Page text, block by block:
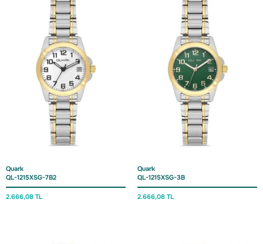
Quark
QL-1215XSG-7B2
2.666,08 TL
Quark
QL-1215XSG-3B
2.666,08 TL